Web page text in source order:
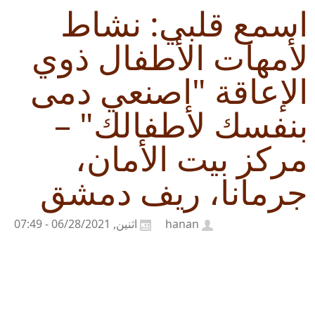
اسمع قلبي: نشاط
لأمهات الأطفال ذوي
الإعاقة "اصنعي دمى
بنفسك لأطفالك" –
مركز بيت الأمان،
جرمانا، ريف دمشق
اثنين, 06/28/2021 - 07:49 hanan